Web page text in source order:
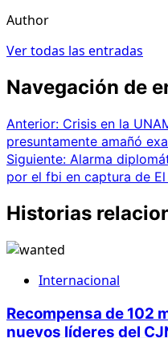
Author
Ver todas las entradas
Navegación de
Anterior: Crisis en la
presuntamente amañó
Siguiente: Alarma
por el fbi en captura de
Historias
Internacional
Recompensa de 102
nuevos líderes del